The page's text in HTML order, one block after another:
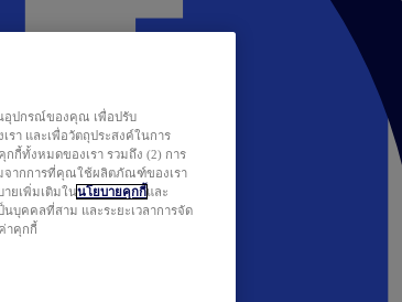
นอุปกรณ์ของคุณ เพื่อปรับ
า และเพื่อวัตถุประสงค์ในการ
กี้ทั้งหมดของเรา รวมถึง (2) การ
จากการที่คุณใช้ผลิตภัณฑ์ของเรา
ยเพิ่มเติมในนโยบายคุกกี้และ
นบุคคลที่สาม และระยะเวลาการจัด
าคุกกี้